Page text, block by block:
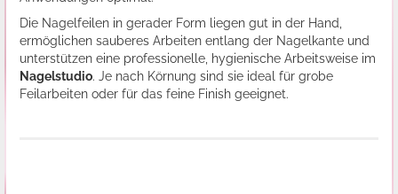
Die Nagelfeilen in gerader Form liegen gut in der Hand,
ermöglichen sauberes Arbeiten entlang der Nagelkante und
unterstützen eine professionelle, hygienische Arbeitsweise im
Nagelstudio. Je nach Körnung sind sie ideal für grobe
Feilarbeiten oder für das feine Finish geeignet.